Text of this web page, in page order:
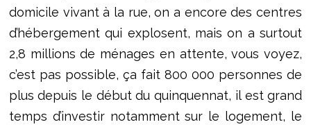
domicile vivant à la rue, on a encore des centres
d’hébergement qui explosent, mais on a surtout
2,8 millions de ménages en attente, vous voyez,
c’est pas possible, ça fait 800 000 personnes de
plus depuis le début du quinquennat, il est grand
temps d’investir notamment sur le logement, le